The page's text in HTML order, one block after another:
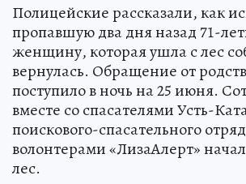
Полицейские рассказали, как
пропавшую два дня назад 71-
женщину, которая ушла с лес
вернулась. Обращение от
поступило в ночь на 25 июня.
вместе со спасателями Усть-
поискового-спасательного
волонтерами «ЛизаАлерт»
лес.